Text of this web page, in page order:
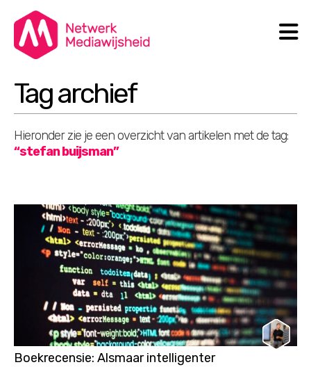
Search
Tag archief
Hieronder zie je een overzicht van artikelen met de tag:
“stefan buijsman”
Boekrecensie: Alsmaar intelligenter